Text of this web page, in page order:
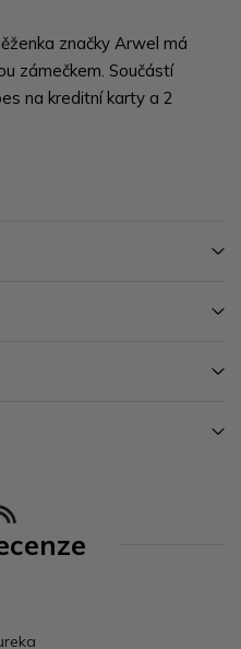
značky Arwel má
zámečkem. Součástí
na kreditní karty a 2